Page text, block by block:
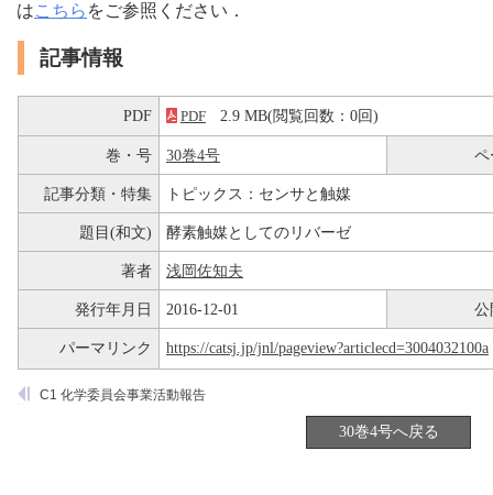
はこちら をご参照ください．
記事情報
PDF PDF 2.9 MB(閲覧回数：0回)
巻・号 30巻4号 ペ
記事分類・特集 トピックス：センサと触媒
題目(和文) 酵素触媒としてのリバーゼ
著者 浅岡佐知夫
発行年月日 2016-12-01 公
パーマリンク https://catsj.jp/jnl/pageview?articlecd=3004032100a
C1 化学委員会事業活動報告
30巻4号へ戻る